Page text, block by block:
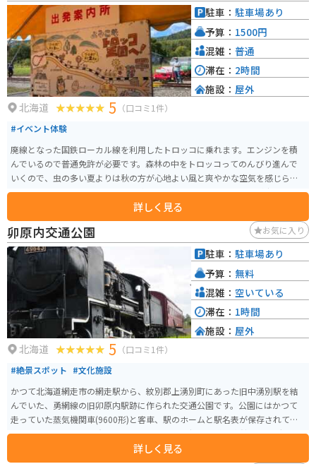
り、ツーリングの拠点としてもおすすめです。
北海道 5 （口コミ1件）
#イベント体験
廃線となった国鉄ローカル線を利用したトロッコに乗れます。エンジンを積
んでいるので普通免許が必要です。森林の中をトロッコってのんびり進んで
いくので、虫の多い夏よりは秋の方が心地よい風と爽やかな空気を感じられ
てオススメです。アクセルをベタ踏みすると思いのほかスピードが出るの
で、それもまた楽しいです。大人から子供まで誰でも楽しめます。
詳しく見る
駐車： 駐車場あり
予算： 1500円
混雑： 普通
滞在： 2時間
施設： 屋外
卯原内交通公園 お気に入り
北海道 5 （口コミ1件）
#絶景スポット #文化施設
かつて北海道網走市の網走駅から、紋別郡上湧別町にあった旧中湧別駅を結
んでいた、勇網線の旧卯原内駅跡に作られた交通公園です。公園にはかつて
走っていた蒸気機関車(9600形)と客車、駅のホームと駅名表が保存されてい
ます。 能取湖の湖畔に存在していて、周辺には網走鉄道記念館やサンゴ草群
落地などがあります。卯原内交通公園は国道238号線沿いにあるため、車やバ
詳しく見る
駐車： 駐車場あり
予算： 無料
混雑： 空いている
滞在： 1時間
施設： 屋外